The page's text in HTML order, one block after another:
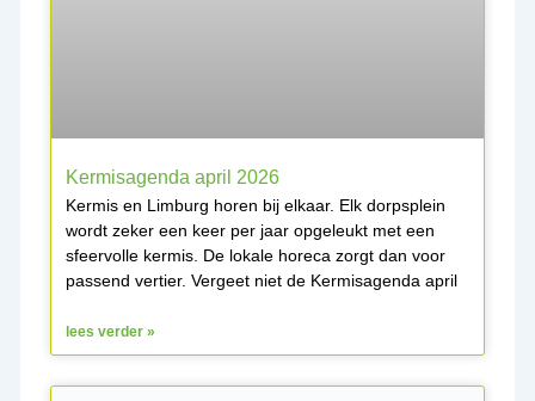
Kermisagenda april 2026
Kermis en Limburg horen bij elkaar. Elk dorpsplein
wordt zeker een keer per jaar opgeleukt met een
sfeervolle kermis. De lokale horeca zorgt dan voor
passend vertier. Vergeet niet de Kermisagenda april
lees verder »